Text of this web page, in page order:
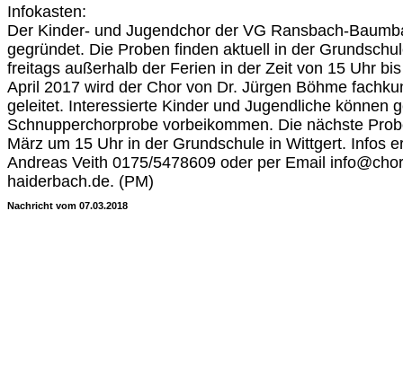
Infokasten:
Der Kinder- und Jugendchor der VG Ransbach-
gegründet. Die Proben finden aktuell in der
freitags außerhalb der Ferien in der Zeit von 15 Uhr
April 2017 wird der Chor von Dr. Jürgen Böhme
geleitet. Interessierte Kinder und Jugendliche können
Schnupperchorprobe vorbeikommen. Die nächste
März um 15 Uhr in der Grundschule in Wittgert. Infos
Andreas Veith 0175/5478609 oder per Email
haiderbach.de. (PM)
Nachricht vom 07.03.2018